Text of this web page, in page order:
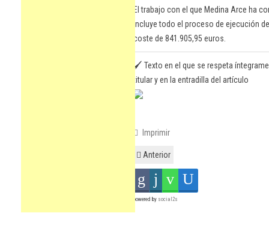
El trabajo con el que Medina Arce ha
incluye todo el proceso de ejecución
coste de 841.905,95 euros.
🖌️ Texto en el que se respeta
titular y en la entradilla del artículo
Imprimir
Anterior
powered by social2s